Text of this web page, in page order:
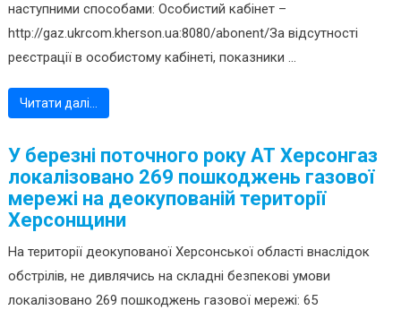
наступними способами: Особистий кабінет –
http://gaz.ukrcom.kherson.ua:8080/abonent/За відсутності
реєстрації в особистому кабінеті, показники ...
Читати далі…
У березні поточного року АТ Херсонгаз
локалізовано 269 пошкоджень газової
мережі на деокупованій території
Херсонщини
На території деокупованої Херсонської області внаслідок
обстрілів, не дивлячись на складні безпекові умови
локалізовано 269 пошкоджень газової мережі: 65